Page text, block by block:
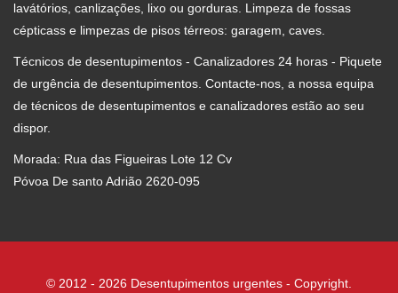
lavátórios, canlizações, lixo ou gorduras. Limpeza de fossas
cépticass e limpezas de pisos térreos: garagem, caves.
Técnicos de desentupimentos - Canalizadores 24 horas - Piquete
de urgência de desentupimentos. Contacte-nos, a nossa equipa
de técnicos de desentupimentos e canalizadores estão ao seu
dispor.
Morada: Rua das Figueiras Lote 12 Cv
Póvoa De santo Adrião 2620-095
© 2012 - 2026 Desentupimentos urgentes - Copyright.